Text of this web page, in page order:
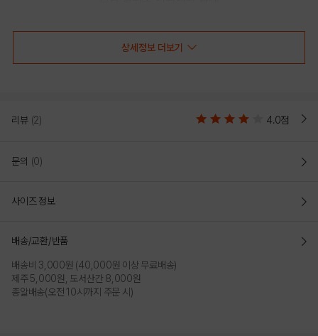
상세정보 더보기
리뷰 (2) 4.0점
문의 (0)
사이즈 정보
배송/교환/반품
배송비 3,000원 (40,000원 이상 무료배송)
제주 5,000원, 도서산간 8,000원
총알배송(오전 10시까지 주문 시)